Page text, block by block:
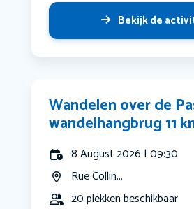
Bekijk de
Wandelen over de
wandelhangbrug 11
8 August 2026 | 09:30
Rue Collin...
20 plekken beschikbaar